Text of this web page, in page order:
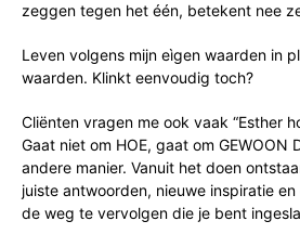
zeggen tegen het één, betekent nee
Leven volgens mijn eìgen waarden in
waarden. Klinkt eenvoudig toch?
Cliënten vragen me ook vaak “Esther
Gaat niet om HOE, gaat om GEWOON
andere manier. Vanuit het doen
juiste antwoorden, nieuwe inspiratie
de weg te vervolgen die je bent